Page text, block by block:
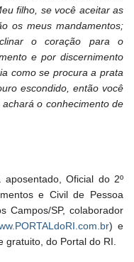
filho, se você aceitar as
os meus mandamentos;
o coração para o
e por discernimento
como se procura a prata
escondido, então você
o conhecimento de
Oficial do 2º
e Civil de Pessoa
Campos/SP, colaborador
) e
gratuito, do Portal do RI.